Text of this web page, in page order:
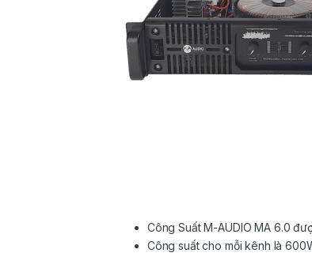
Công Suất M-AUDIO MA 6.0
Công suất cho mỗi kênh là